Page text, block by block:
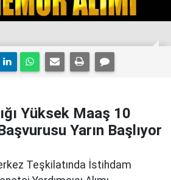
Yüksek Maaş 10
Yarın Başlıyor
Teşkilatında İstihdam